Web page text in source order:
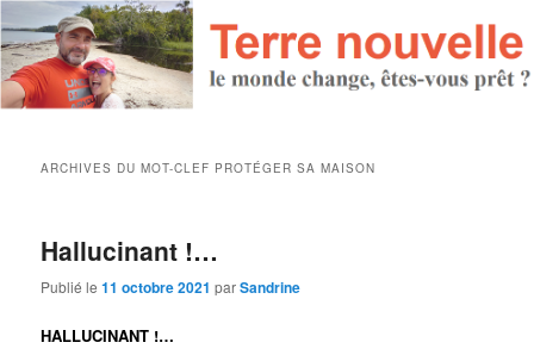
ARCHIVES DU MOT-CLEF PROTÉGER SA MAISON
Hallucinant !…
Publié le11 octobre 2021 parSandrine
HALLUCINANT !…